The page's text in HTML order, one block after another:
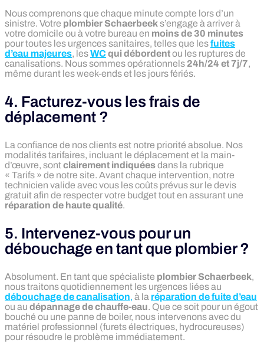
Nous comprenons que chaque minute compte lors d’un
sinistre. Votre plombier Schaerbeeks’engage à arriver à
votre domicile ou à votre bureau en moins de 30 minutes
pour toutes les urgences sanitaires, telles que lesfuites
d’eau majeures, lesWC qui débordentou les ruptures de
canalisations. Nous sommes opérationnels 24h/24 et 7j/7,
même durant les week-ends et les jours fériés.
4. Facturez-vous les frais de
déplacement ?
La confiance de nos clients est notre priorité absolue. Nos
modalités tarifaires, incluant le déplacement et la main-
d’œuvre, sontclairement indiquéesdans la rubrique
« Tarifs » de notre site. Avant chaque intervention, notre
technicien valide avec vous les coûts prévus sur le devis
gratuit afin de respecter votre budget tout en assurant une
réparation de haute qualité.
5. Intervenez-vous pour un
débouchage en tant que plombier ?
Absolument. En tant que spécialiste plombier Schaerbeek,
nous traitons quotidiennement les urgences liées au
débouchage de canalisation, à la réparation de fuite d’eau
ou au dépannage de chauffe-eau. Que ce soit pour un égout
bouché ou une panne de boiler, nous intervenons avec du
matériel professionnel (furets électriques, hydrocureuses)
pour résoudre le problème immédiatement.